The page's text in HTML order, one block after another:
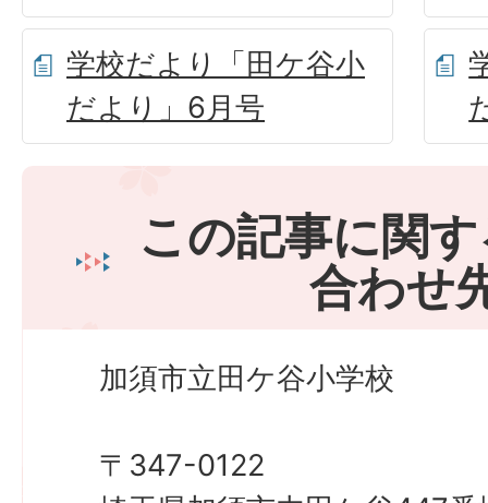
学校だより「田ケ谷小
だより」6月号
この記事に関
合わせ
加須市立田ケ谷小学校
〒347-0122